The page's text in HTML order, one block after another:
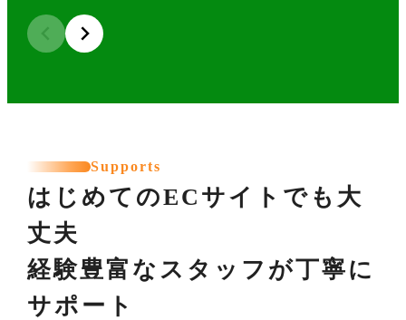
Supports
はじめてのECサイトでも大
丈夫
経験豊富なスタッフが丁寧に
サポート